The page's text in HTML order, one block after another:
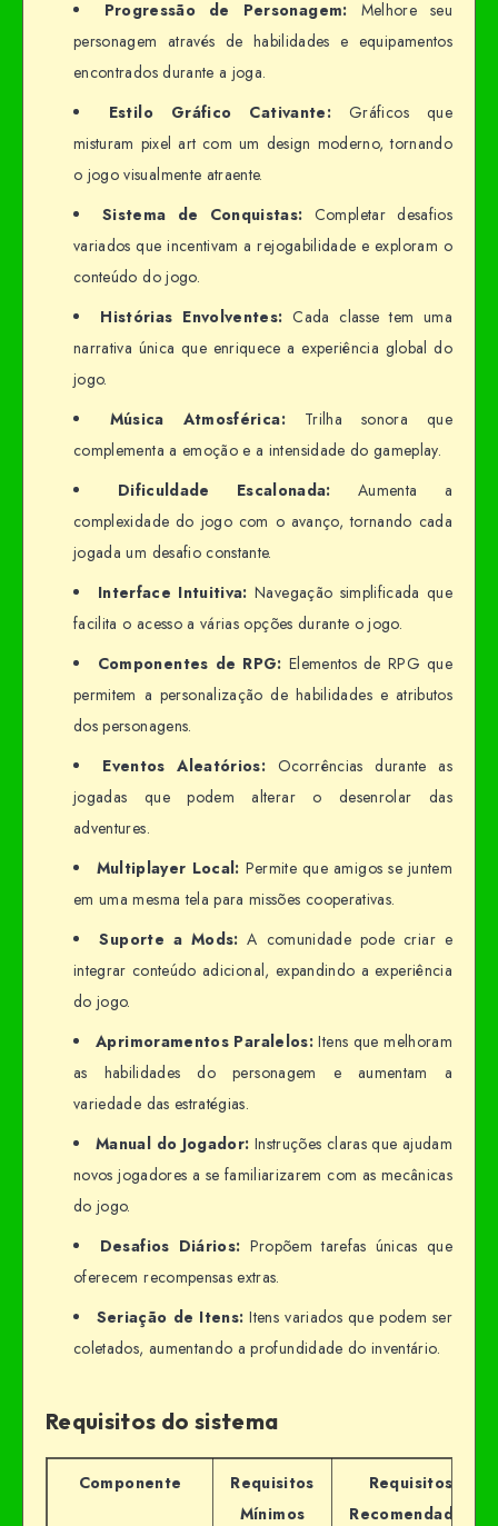
Progressão de Personagem: Melhore seu
personagem através de habilidades e equipamentos
encontrados durante a joga.
Estilo Gráfico Cativante:Gráficos que
misturam pixel art com um design moderno, tornando
o jogo visualmente atraente.
Sistema de Conquistas: Completar desafios
variados que incentivam a rejogabilidade e exploram o
conteúdo do jogo.
Histórias Envolventes: Cada classe tem uma
narrativa única que enriquece a experiência global do
jogo.
Música Atmosférica:Trilha sonora que
complementa a emoção e a intensidade do gameplay.
Dificuldade Escalonada: Aumenta a
complexidade do jogo com o avanço, tornando cada
jogada um desafio constante.
Interface Intuitiva: Navegação simplificada que
facilita o acesso a várias opções durante o jogo.
Componentes de RPG: Elementos de RPG que
permitem a personalização de habilidades e atributos
dos personagens.
Eventos Aleatórios: Ocorrências durante as
jogadas que podem alterar o desenrolar das
adventures.
Multiplayer Local: Permite que amigos se juntem
em uma mesma tela para missões cooperativas.
Suporte a Mods: A comunidade pode criar e
integrar conteúdo adicional, expandindo a experiência
do jogo.
Aprimoramentos Paralelos: Itens que melhoram
as habilidades do personagem e aumentam a
variedade das estratégias.
Manual do Jogador: Instruções claras que ajudam
novos jogadores a se familiarizarem com as mecânicas
do jogo.
Desafios Diários: Propõem tarefas únicas que
oferecem recompensas extras.
Seriação de Itens: Itens variados que podem ser
coletados, aumentando a profundidade do inventário.
Requisitos do sistema
Componente
Requisitos
Mínimos
Requisitos
Recomendados